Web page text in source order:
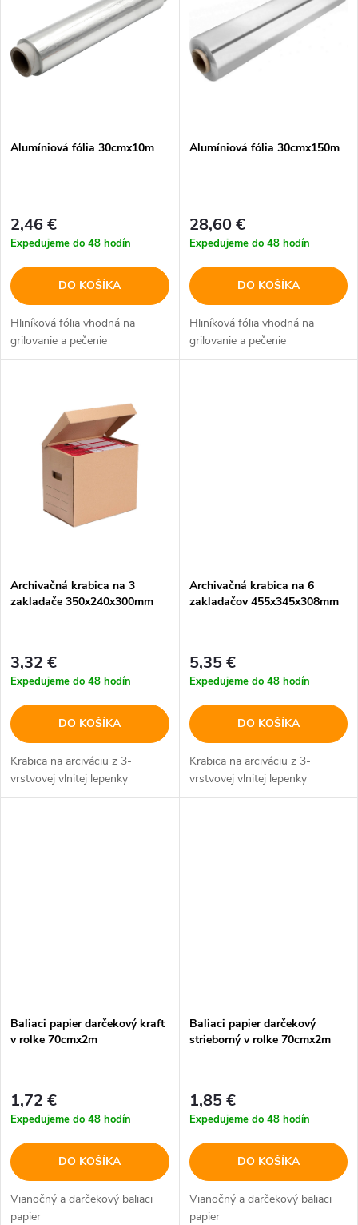
n
i
p
o
d
u
k
i
p
o
d
u
k
Alumíniová fólia 30cmx10m
2,46 €
Expedujeme do 48 hodín
DO KOŠÍKA
Hliníková fólia vhodná na
grilovanie a pečenie
Alumíniová fólia 30cmx150m
28,60 €
Expedujeme do 48 hodín
DO KOŠÍKA
Hliníková fólia vhodná na
grilovanie a pečenie
Archivačná krabica na 3
zakladače 350x240x300mm
3,32 €
Expedujeme do 48 hodín
DO KOŠÍKA
Krabica na arciváciu z 3-
vrstvovej vlnitej lepenky
Archivačná krabica na 6
zakladačov 455x345x308mm
5,35 €
Expedujeme do 48 hodín
DO KOŠÍKA
Krabica na arciváciu z 3-
vrstvovej vlnitej lepenky
Baliaci papier darčekový kraft
v rolke 70cmx2m
1,72 €
Expedujeme do 48 hodín
DO KOŠÍKA
Vianočný a darčekový baliaci
papier
Baliaci papier darčekový
strieborný v rolke 70cmx2m
1,85 €
Expedujeme do 48 hodín
DO KOŠÍKA
Vianočný a darčekový baliaci
papier